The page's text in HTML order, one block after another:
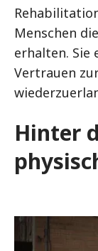
Menschen
erhalten. Sie
Vertrauen
Hinter